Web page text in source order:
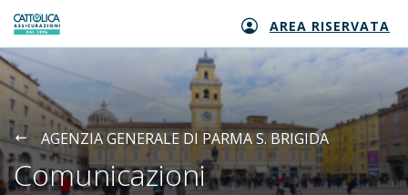
Generali logo AREA RISERVATA
AGENZIA GENERALE DI PARMA S. BRIGIDA
Comunicazioni